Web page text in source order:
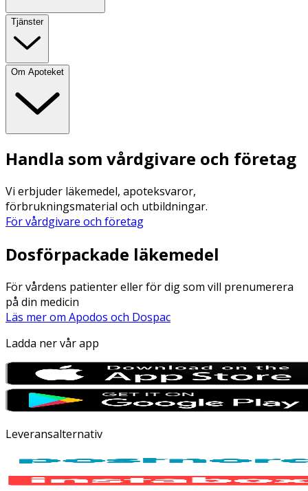
Tjänster
Om Apoteket
Handla som vårdgivare och företag
Vi erbjuder läkemedel, apoteksvaror,
förbrukningsmaterial och utbildningar.
För vårdgivare och företag
Dosförpackade läkemedel
För vårdens patienter eller för dig som vill prenumerera
på din medicin
Läs mer om Apodos och Dospac
Ladda ner vår app
Leveransalternativ